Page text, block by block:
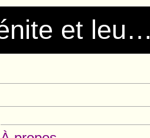
Les communistes de Pierre Bénite et leurs amis !